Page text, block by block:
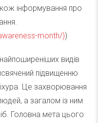
інформування про
month/))
видів
підвищенню
Це захворювання
а загалом із ним
Головна мета цього